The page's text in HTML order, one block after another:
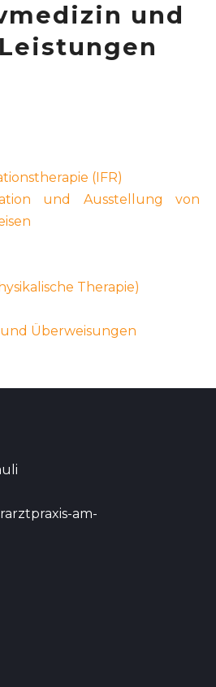
und
(IFR)
und Ausstellung von
Therapie)
Überweisungen
am-